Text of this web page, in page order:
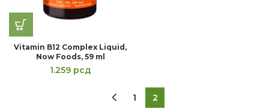
Vitamin B12 Complex Liquid,
Now Foods, 59 ml
1.259 рсд
1 2